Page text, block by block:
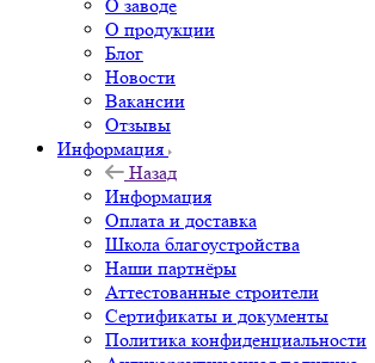
О заводе
О продукции
Блог
Новости
Вакансии
Отзывы
Информация
Назад
Информация
Оплата и доставка
Школа благоустройства
Наши партнёры
Аттестованные строители
Сертификаты и документы
Политика конфиденциальности